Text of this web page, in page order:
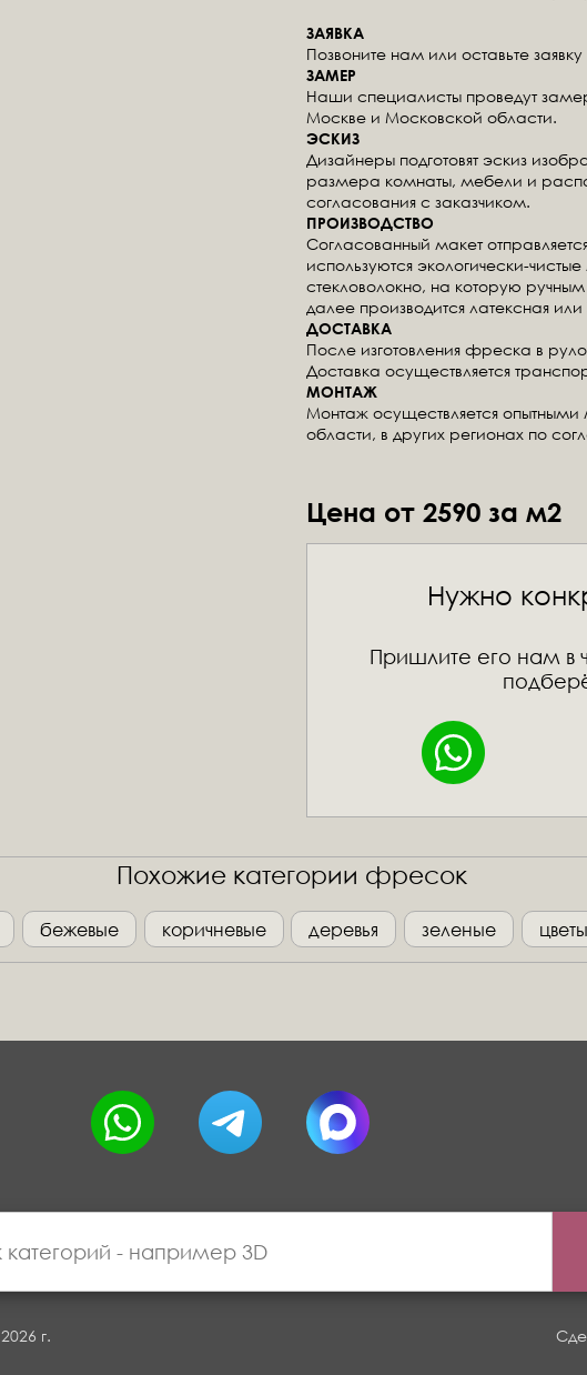
ЗАЯВКА
Позвоните нам или оставьте
ЗАМЕР
Наши специалисты проведут
Москве и Московской области.
ЭСКИЗ
Дизайнеры подготовят эскиз
размера комнаты, мебели и
согласования с заказчиком.
ПРОИЗВОДСТВО
Согласованный макет
используются экологически-
стекловолокно, на которую
далее производится латексная
ДОСТАВКА
После изготовления фреска в
Доставка осуществляется
МОНТАЖ
Монтаж осуществляется
области, в других регионах по
Цена от 2590 за м2
Нужно
Пришлите его нам в
Похожие категории фресок
бежевые коричневые деревья зеленые цветы
г.